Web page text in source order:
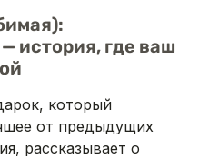
история, где ваш
который
от предыдущих
рассказывает о